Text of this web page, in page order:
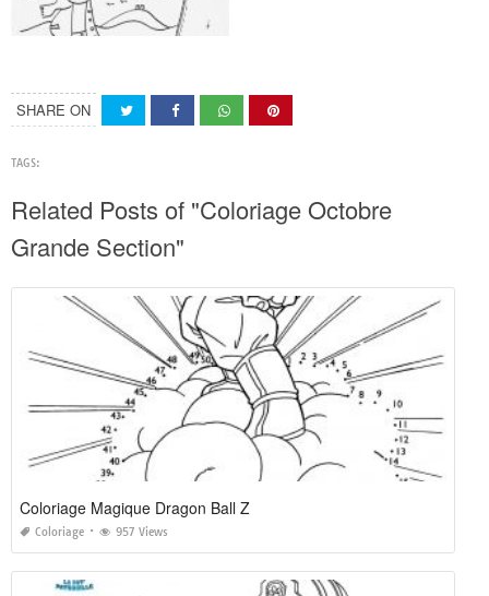
SHARE ON
TAGS:
Related Posts of "Coloriage Octobre
Grande Section"
Coloriage Magique Dragon Ball Z
Coloriage 957 Views